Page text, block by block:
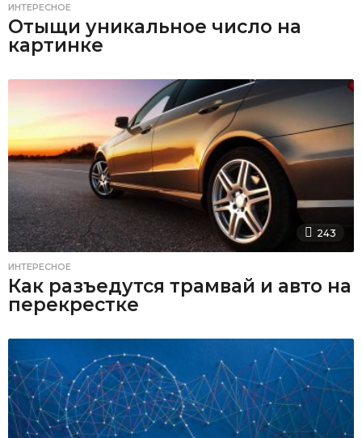
ИНТЕРЕСНОЕ
Отыщи уникальное число на
картинке
243
ИНТЕРЕСНОЕ
Как разъедутся трамвай и авто на
перекрестке